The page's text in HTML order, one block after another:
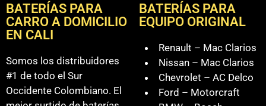
BATERÍAS PARA
CARRO A DOMICILIO
EN CALI
Somos los distribuidores
#1 de todo el Sur
Occidente Colombiano. El
BATERÍAS PARA
EQUIPO ORIGINAL
Renault – Mac Clarios
Nissan – Mac Clarios
Chevrolet – AC Delco
Ford – Motorcraft